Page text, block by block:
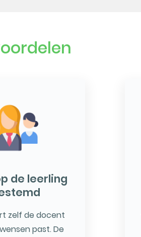
de leerling
zelf de docent
past. De